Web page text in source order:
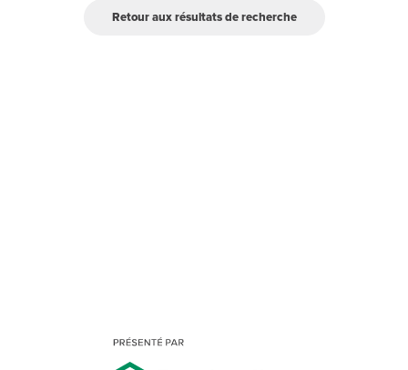
Retour aux résultats de recherche